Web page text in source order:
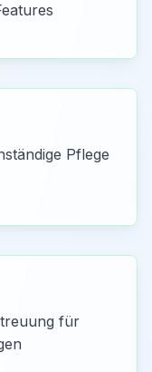
Pflege
für